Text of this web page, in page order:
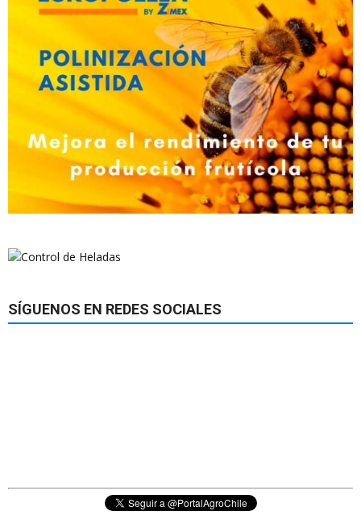
SÍGUENOS EN REDES SOCIALES